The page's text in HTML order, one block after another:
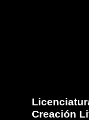
Creación